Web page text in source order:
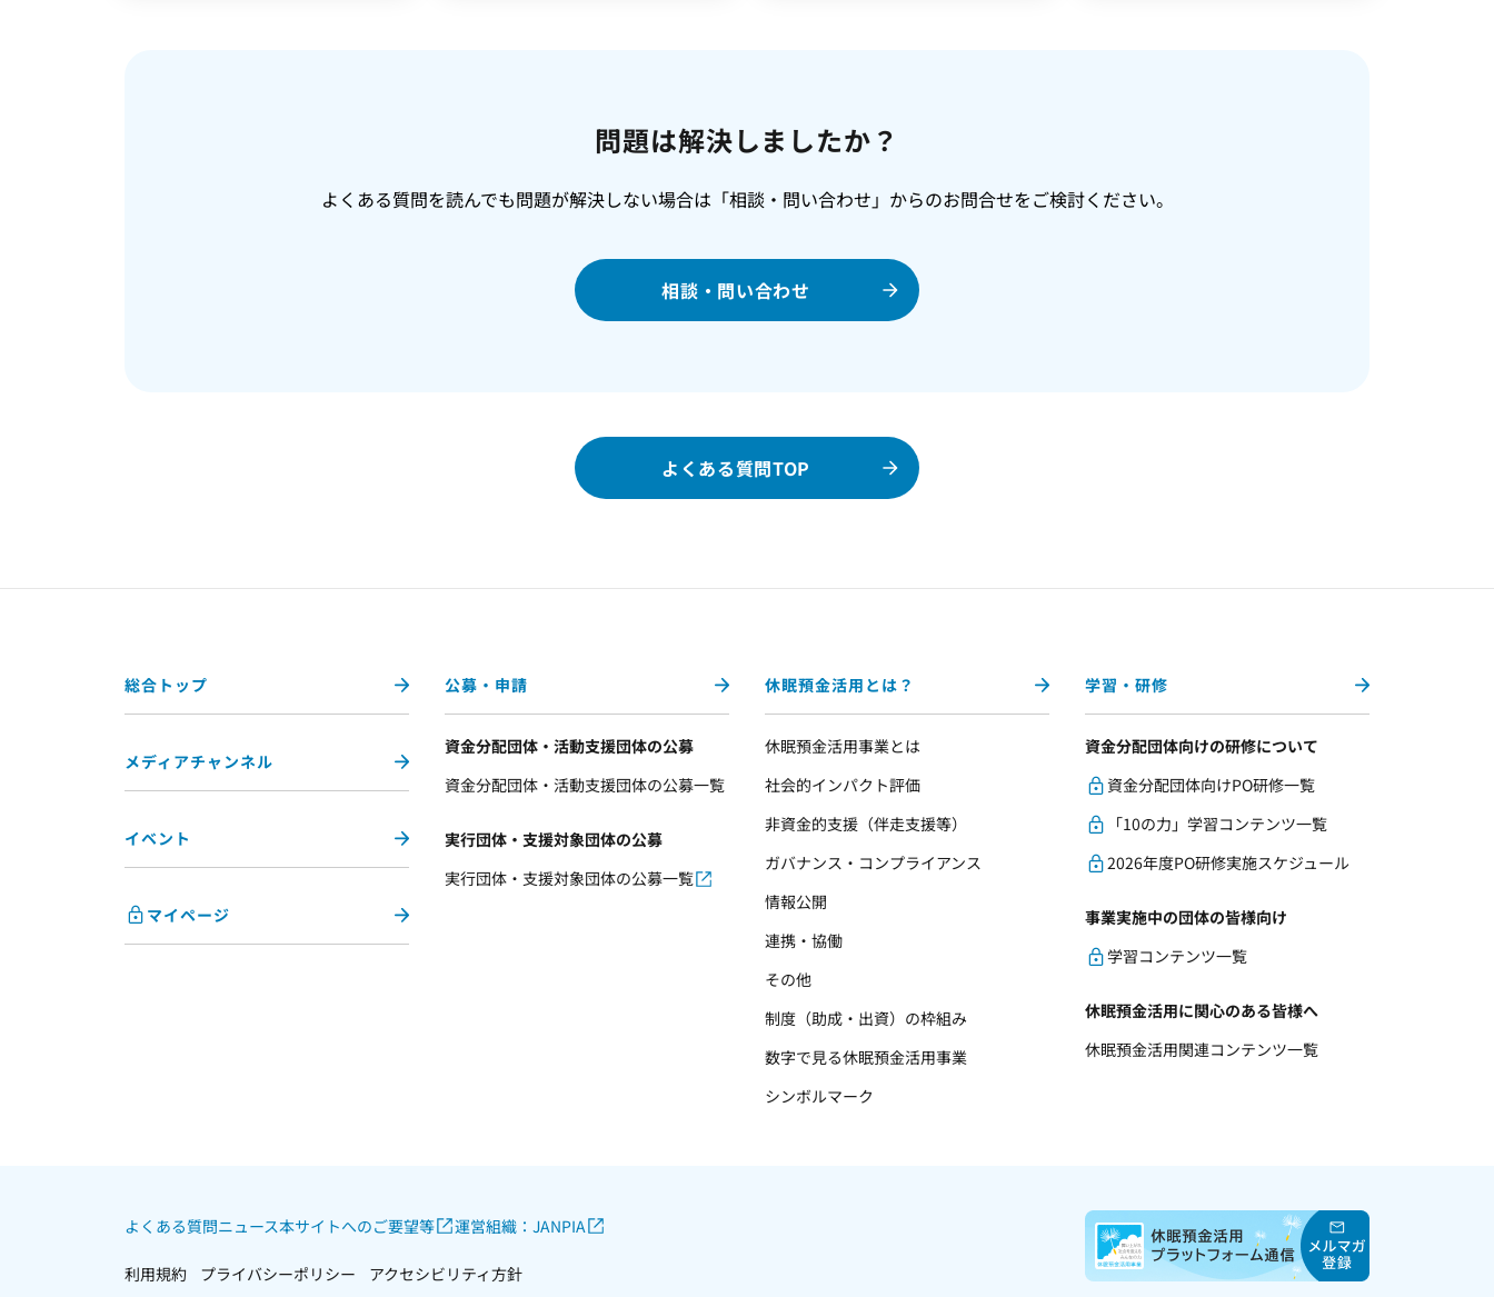
問題は解決しましたか？
よくある質問を読んでも問題が解決しない場合は「相談・問い合わせ」からのお問合せをご検討ください。
相談・問い合わせ
よくある質問TOP
総合トップ
メディアチャンネル
イベント
マイページ
公募・申請
資金分配団体・活動支援団体の公募
資金分配団体・活動支援団体の公募一覧
実行団体・支援対象団体の公募
実行団体・支援対象団体の公募一覧
休眠預金活用とは？
休眠預金活用事業とは
社会的インパクト評価
非資金的支援（伴走支援等）
ガバナンス・コンプライアンス
情報公開
連携・協働
その他
制度（助成・出資）の枠組み
数字で見る休眠預金活用事業
シンボルマーク
学習・研修
資金分配団体向けの研修について
資金分配団体向けPO研修一覧
「10の力」学習コンテンツ一覧
2026年度PO研修実施スケジュール
事業実施中の団体の皆様向け
学習コンテンツ一覧
休眠預金活用に関心のある皆様へ
休眠預金活用関連コンテンツ一覧
よくある質問ニュース本サイトへのご要望等 運営組織：JANPIA
利用規約 プライバシーポリシー アクセシビリティ方針